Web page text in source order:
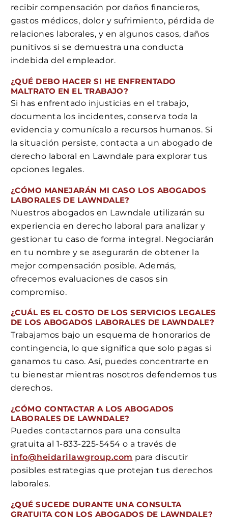
recibir compensación por daños financieros,
gastos médicos, dolor y sufrimiento, pérdida de
relaciones laborales, y en algunos casos, daños
punitivos si se demuestra una conducta
indebida del empleador.
¿QUÉ DEBO HACER SI HE ENFRENTADO
MALTRATO EN EL TRABAJO?
Si has enfrentado injusticias en el trabajo,
documenta los incidentes, conserva toda la
evidencia y comunícalo a recursos humanos. Si
la situación persiste, contacta a un abogado de
derecho laboral en Lawndale para explorar tus
opciones legales.
¿CÓMO MANEJARÁN MI CASO LOS ABOGADOS
LABORALES DE LAWNDALE?
Nuestros abogados en Lawndale utilizarán su
experiencia en derecho laboral para analizar y
gestionar tu caso de forma integral. Negociarán
en tu nombre y se asegurarán de obtener la
mejor compensación posible. Además,
ofrecemos evaluaciones de casos sin
compromiso.
¿CUÁL ES EL COSTO DE LOS SERVICIOS LEGALES
DE LOS ABOGADOS LABORALES DE LAWNDALE?
Trabajamos bajo un esquema de honorarios de
contingencia, lo que significa que solo pagas si
ganamos tu caso. Así, puedes concentrarte en
tu bienestar mientras nosotros defendemos tus
derechos.
¿CÓMO CONTACTAR A LOS ABOGADOS
LABORALES DE LAWNDALE?
Puedes contactarnos para una consulta
gratuita al 1-833-225-5454 o a través de
info@heidarilawgroup.com para discutir
posibles estrategias que protejan tus derechos
laborales.
¿QUÉ SUCEDE DURANTE UNA CONSULTA
GRATUITA CON LOS ABOGADOS DE LAWNDALE?